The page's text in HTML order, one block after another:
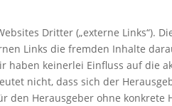
Dritter („externe Links“).
Links die fremden Inhalte
haben keinerlei Einfluss auf
nicht, dass sich der
den Herausgeber ohne